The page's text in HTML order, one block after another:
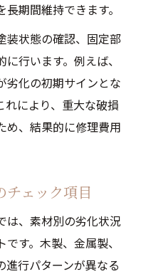
期間維持できます。
装状態の確認、固定部
行います。例えば、
劣化の初期サインとな
れにより、重大な破損
め、結果的に修理費用
チェック項目
は、素材別の劣化状況
す。木製、金属製、
進行パターンが異なる